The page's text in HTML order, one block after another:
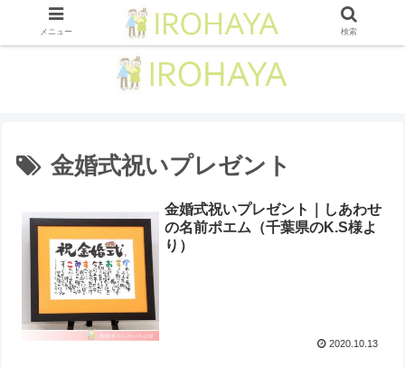
金婚式祝いプレゼント
金婚式祝いプレゼント｜しあわせ
の名前ポエム（千葉県のK.S様よ
り ）
2020.10.13
メニュー 検索